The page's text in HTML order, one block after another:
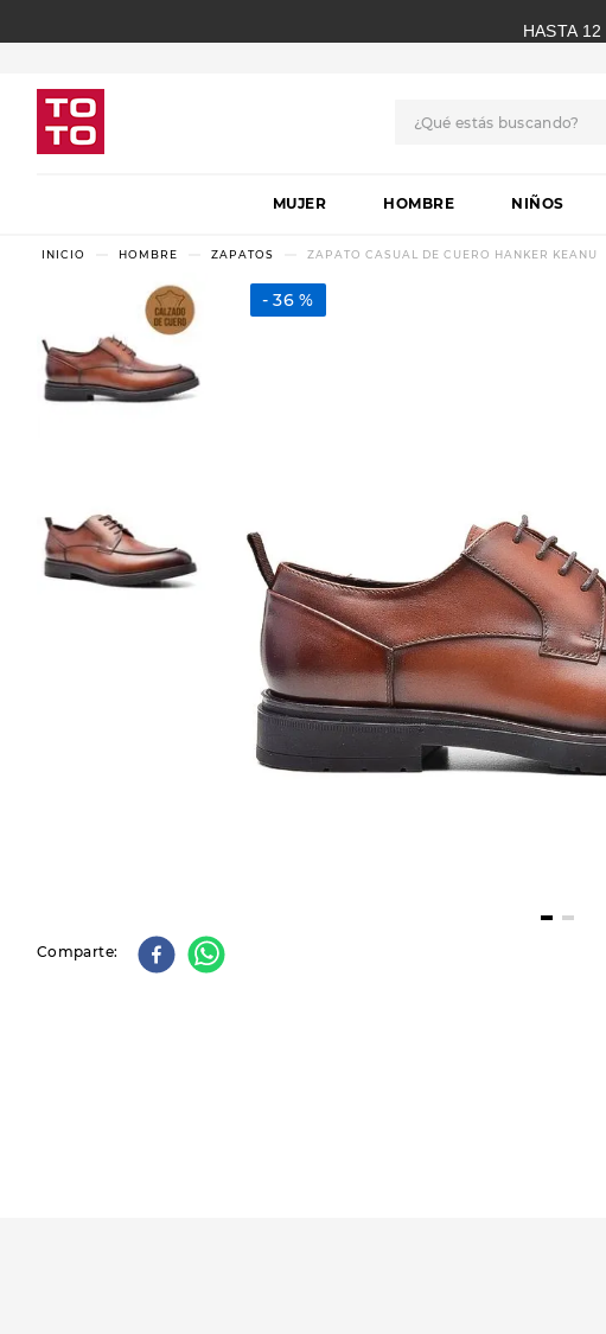
HASTA
MUJER HOMBRE NIÑOS
HOMBRE ZAPATOS ZAPATO CASUAL DE CUERO HANKER KEANU
36 %
Comparte
1.
botas
2.
skechers
3.
10. botas dama